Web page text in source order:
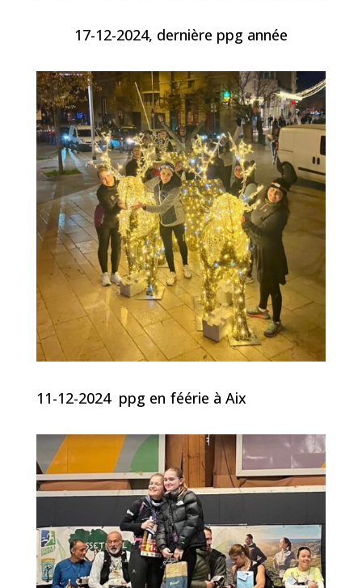
17-12-2024, dernière ppg année
11-12-2024 ppg en féérie à Aix